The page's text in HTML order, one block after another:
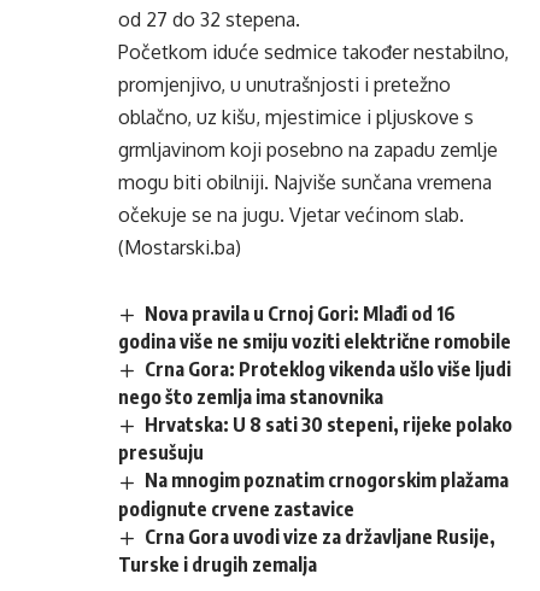
od 27 do 32 stepena.
Početkom iduće sedmice također nestabilno,
promjenjivo, u unutrašnjosti i pretežno
oblačno, uz kišu, mjestimice i pljuskove s
grmljavinom koji posebno na zapadu zemlje
mogu biti obilniji. Najviše sunčana vremena
očekuje se na jugu. Vjetar većinom slab.
(Mostarski.ba)
Nova pravila u Crnoj Gori: Mlađi od 16
godina više ne smiju voziti električne romobile
Crna Gora: Proteklog vikenda ušlo više ljudi
nego što zemlja ima stanovnika
Hrvatska: U 8 sati 30 stepeni, rijeke polako
presušuju
Na mnogim poznatim crnogorskim plažama
podignute crvene zastavice
Crna Gora uvodi vize za državljane Rusije,
Turske i drugih zemalja